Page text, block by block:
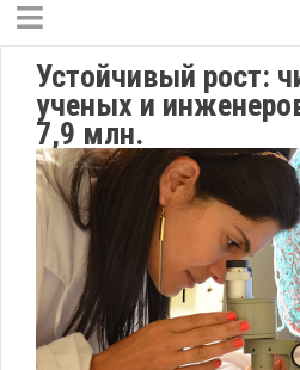
Устойчивый рост:
ученых и
7,9 млн.